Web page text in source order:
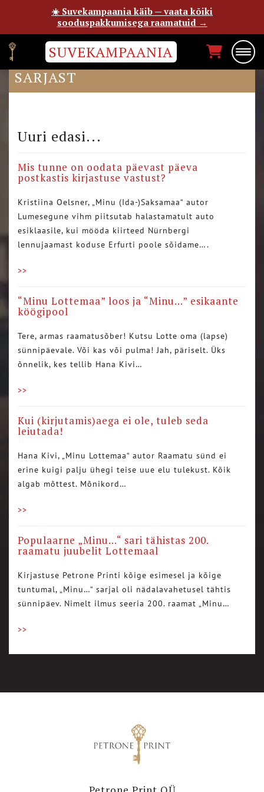
SUVEKAMPAANIA
BLOGIJA TIKKER „MINU”
SARJAST
Uuri edasi...
Mis tunne on oodata päevast päeva
postkastis kirjastuse vastust?
Kristiina Oelsner, „Minu (Ida-)Saksamaa“ autor
Lumesegune vihm piitsutab halastamatult auto
esiklaasile, kui mööda kiirteed Nürnbergi
lennujaamast koduse Erfurti poole sõidame….
>>
“Minu Lottemaa” loos ja “Minu…” esikaante
köögipool
Tere, armas raamatusõber! Kutsu Lotte oma (lapse)
sünnipäevale. Või kas või pulma! Jah, päriselt. Üks
õnnelik, kes tellib Hana Kivi…
>>
Kui (kirjutamis)aega ei ole, tuleb seda
leiutada!
Hana Kivi, „Minu Lottemaa“ autor Raamatu sünd ei
erine kuigi palju ühegi teise uue elu tulekust. Kõik
algab mõttest. Mõnikord…
>>
Populaarne „Minu…“ sari tähistas 200.
raamatu juubelit Lottemaal
Kirjastuse Petrone Printi kõige esimesel ja kõige
tuntumal, „Minu…“ sarjal oli nädalavahetusel tähtis
sünnipäev. Nimelt ilmus seeria 200. raamat „Minu…
>>
☀️ Suvekampaania käib — vaata kõiki
sooduspakkumisega raamatuid →